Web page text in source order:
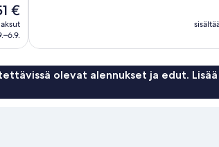
€
€
olevat alennukset ja edut. Lisää